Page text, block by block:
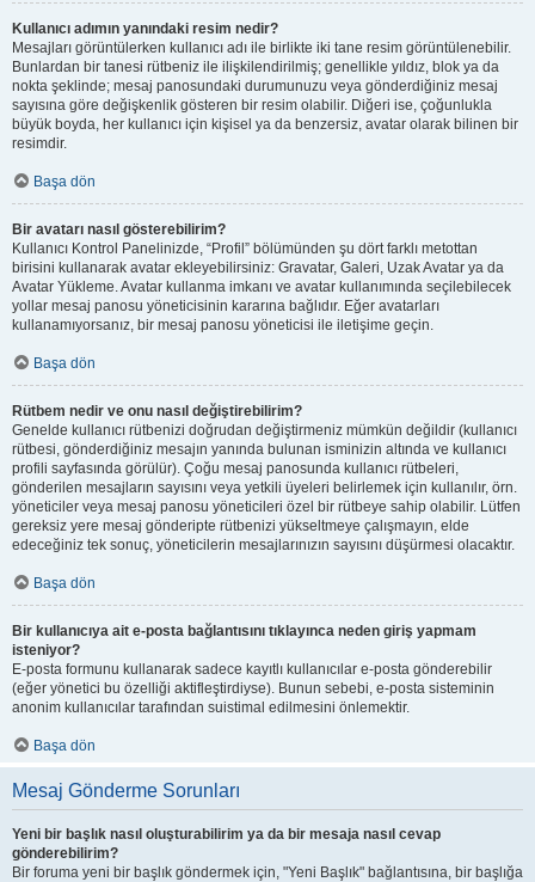
Kullanıcı adımın yanındaki resim nedir?
Mesajları görüntülerken kullanıcı adı ile birlikte iki tane resim görüntülenebilir.
Bunlardan bir tanesi rütbeniz ile ilişkilendirilmiş; genellikle yıldız, blok ya da
nokta şeklinde; mesaj panosundaki durumunuzu veya gönderdiğiniz mesaj
sayısına göre değişkenlik gösteren bir resim olabilir. Diğeri ise, çoğunlukla
büyük boyda, her kullanıcı için kişisel ya da benzersiz, avatar olarak bilinen bir
resimdir.
Başa dön
Bir avatarı nasıl gösterebilirim?
Kullanıcı Kontrol Panelinizde, “Profil” bölümünden şu dört farklı metottan
birisini kullanarak avatar ekleyebilirsiniz: Gravatar, Galeri, Uzak Avatar ya da
Avatar Yükleme. Avatar kullanma imkanı ve avatar kullanımında seçilebilecek
yollar mesaj panosu yöneticisinin kararına bağlıdır. Eğer avatarları
kullanamıyorsanız, bir mesaj panosu yöneticisi ile iletişime geçin.
Başa dön
Rütbem nedir ve onu nasıl değiştirebilirim?
Genelde kullanıcı rütbenizi doğrudan değiştirmeniz mümkün değildir (kullanıcı
rütbesi, gönderdiğiniz mesajın yanında bulunan isminizin altında ve kullanıcı
profili sayfasında görülür). Çoğu mesaj panosunda kullanıcı rütbeleri,
gönderilen mesajların sayısını veya yetkili üyeleri belirlemek için kullanılır, örn.
yöneticiler veya mesaj panosu yöneticileri özel bir rütbeye sahip olabilir. Lütfen
gereksiz yere mesaj gönderipte rütbenizi yükseltmeye çalışmayın, elde
edeceğiniz tek sonuç, yöneticilerin mesajlarınızın sayısını düşürmesi olacaktır.
Başa dön
Bir kullanıcıya ait e-posta bağlantısını tıklayınca neden giriş yapmam
isteniyor?
E-posta formunu kullanarak sadece kayıtlı kullanıcılar e-posta gönderebilir
(eğer yönetici bu özelliği aktifleştirdiyse). Bunun sebebi, e-posta sisteminin
anonim kullanıcılar tarafından suistimal edilmesini önlemektir.
Başa dön
Mesaj Gönderme Sorunları
Yeni bir başlık nasıl oluşturabilirim ya da bir mesaja nasıl cevap
gönderebilirim?
Bir foruma yeni bir başlık göndermek için, "Yeni Başlık" bağlantısına, bir başlığa